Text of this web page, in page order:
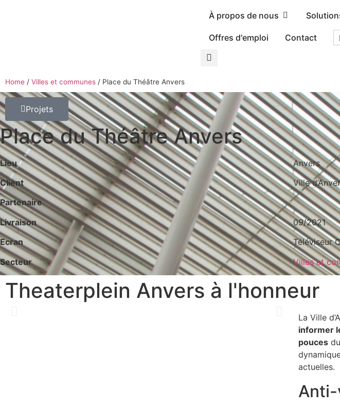
À propos de nous
Offres d'emploi Contact
Home / Villes et communes / Place du Théâtre Anvers
Projets
Place du Théâtre Anvers
Lieu
Anvers
Client
Ville
Partenaire
Livraison
09/2021
Ecran
Téléviseur
Secteur
Villes et
Theaterplein Anvers à l'honneur
La Ville
informer
pouces
actuelles.
Anti-